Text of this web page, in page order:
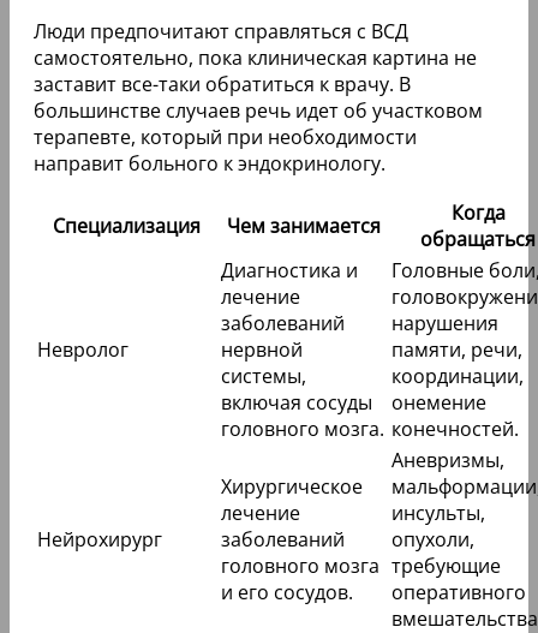
Люди предпочитают справляться с ВСД
самостоятельно, пока клиническая картина не
заставит все-таки обратиться к врачу. В
большинстве случаев речь идет об участковом
терапевте, который при необходимости
направит больного к эндокринологу.
Специализация Чем занимается
Когда
обращаться
Невролог
Диагностика и
лечение
заболеваний
нервной
системы,
включая сосуды
головного мозга.
Головные
нарушения
памяти, речи,
координации,
онемение
конечностей.
Нейрохирург
Хирургическое
лечение
заболеваний
головного мозга
и его сосудов.
Аневризмы,
инсульты,
опухоли,
требующие
оперативного